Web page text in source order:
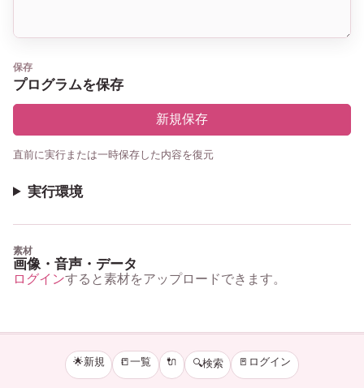
保存
プログラムを保存
新規保存
直前に実行または一時保存した内容を復元
実行環境
素材
画像・音声・データ
ログインすると素材をアップロードできます。
🌟新規 📒一覧 🔌 🔍検索 🚪ログイン